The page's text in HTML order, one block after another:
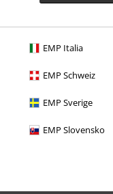
EMP Italia
EMP Schweiz
EMP Sverige
EMP Slovensko